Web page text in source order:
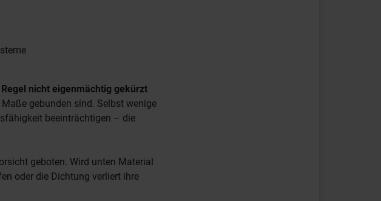
nicht eigenmächtig gekürzt
gebunden sind. Selbst wenige
beeinträchtigen – die
geboten. Wird unten Material
oder die Dichtung verliert ihre